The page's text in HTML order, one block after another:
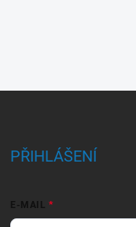
PŘIHLÁŠENÍ
E-MAIL